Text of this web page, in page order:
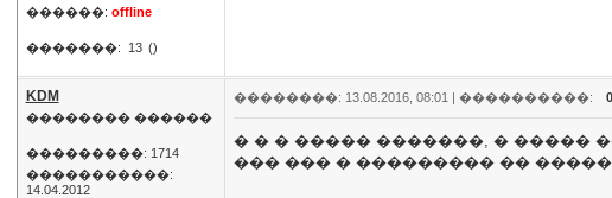
������: offline
�������: 13 ()
KDM
�������� ������
���������: 1714
�����������:
14.04.2012
��������: 13.08.2016, 08:01 | ����������: 0
� � � ����� �������, � �����
��� ��� � ��������� ��